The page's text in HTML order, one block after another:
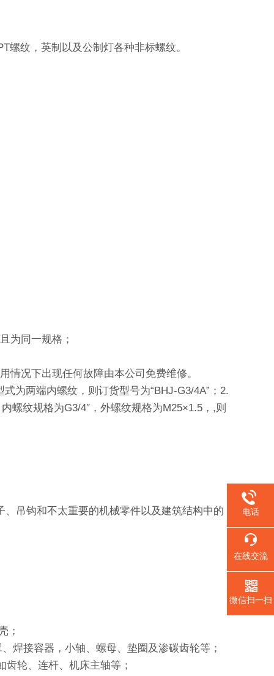
螺纹，英制以及公制灯各种非标螺纹。
为同一规格；
情况下出现任何故障由本公司免费维修。
为两端内螺纹，则订货型号为“BHJ-G3/4A”；2.
螺纹规格为G3/4″，外螺纹规格为M25×1.5，,则
吊钩和不太重要的机械零件以及建筑结构中的
；
焊接容器，小轴、螺母、垫圈及渗碳齿轮等；
轮、连杆、机床主轴等；
电话
在线交流
微信扫一扫